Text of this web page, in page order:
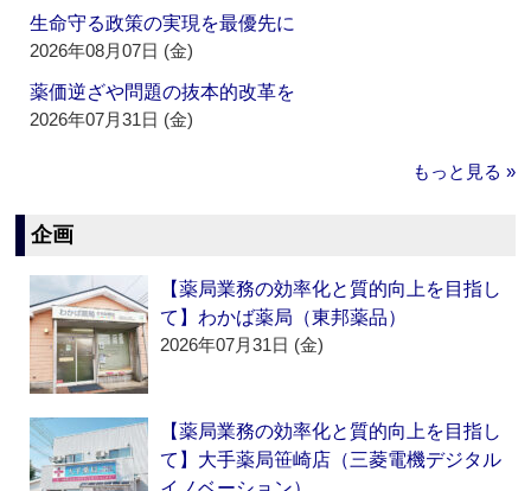
生命守る政策の実現を最優先に
2026年08月07日 (金)
薬価逆ざや問題の抜本的改革を
2026年07月31日 (金)
もっと見る »
企画
【薬局業務の効率化と質的向上を目指し
て】わかば薬局（東邦薬品）
2026年07月31日 (金)
【薬局業務の効率化と質的向上を目指し
て】大手薬局笹崎店（三菱電機デジタル